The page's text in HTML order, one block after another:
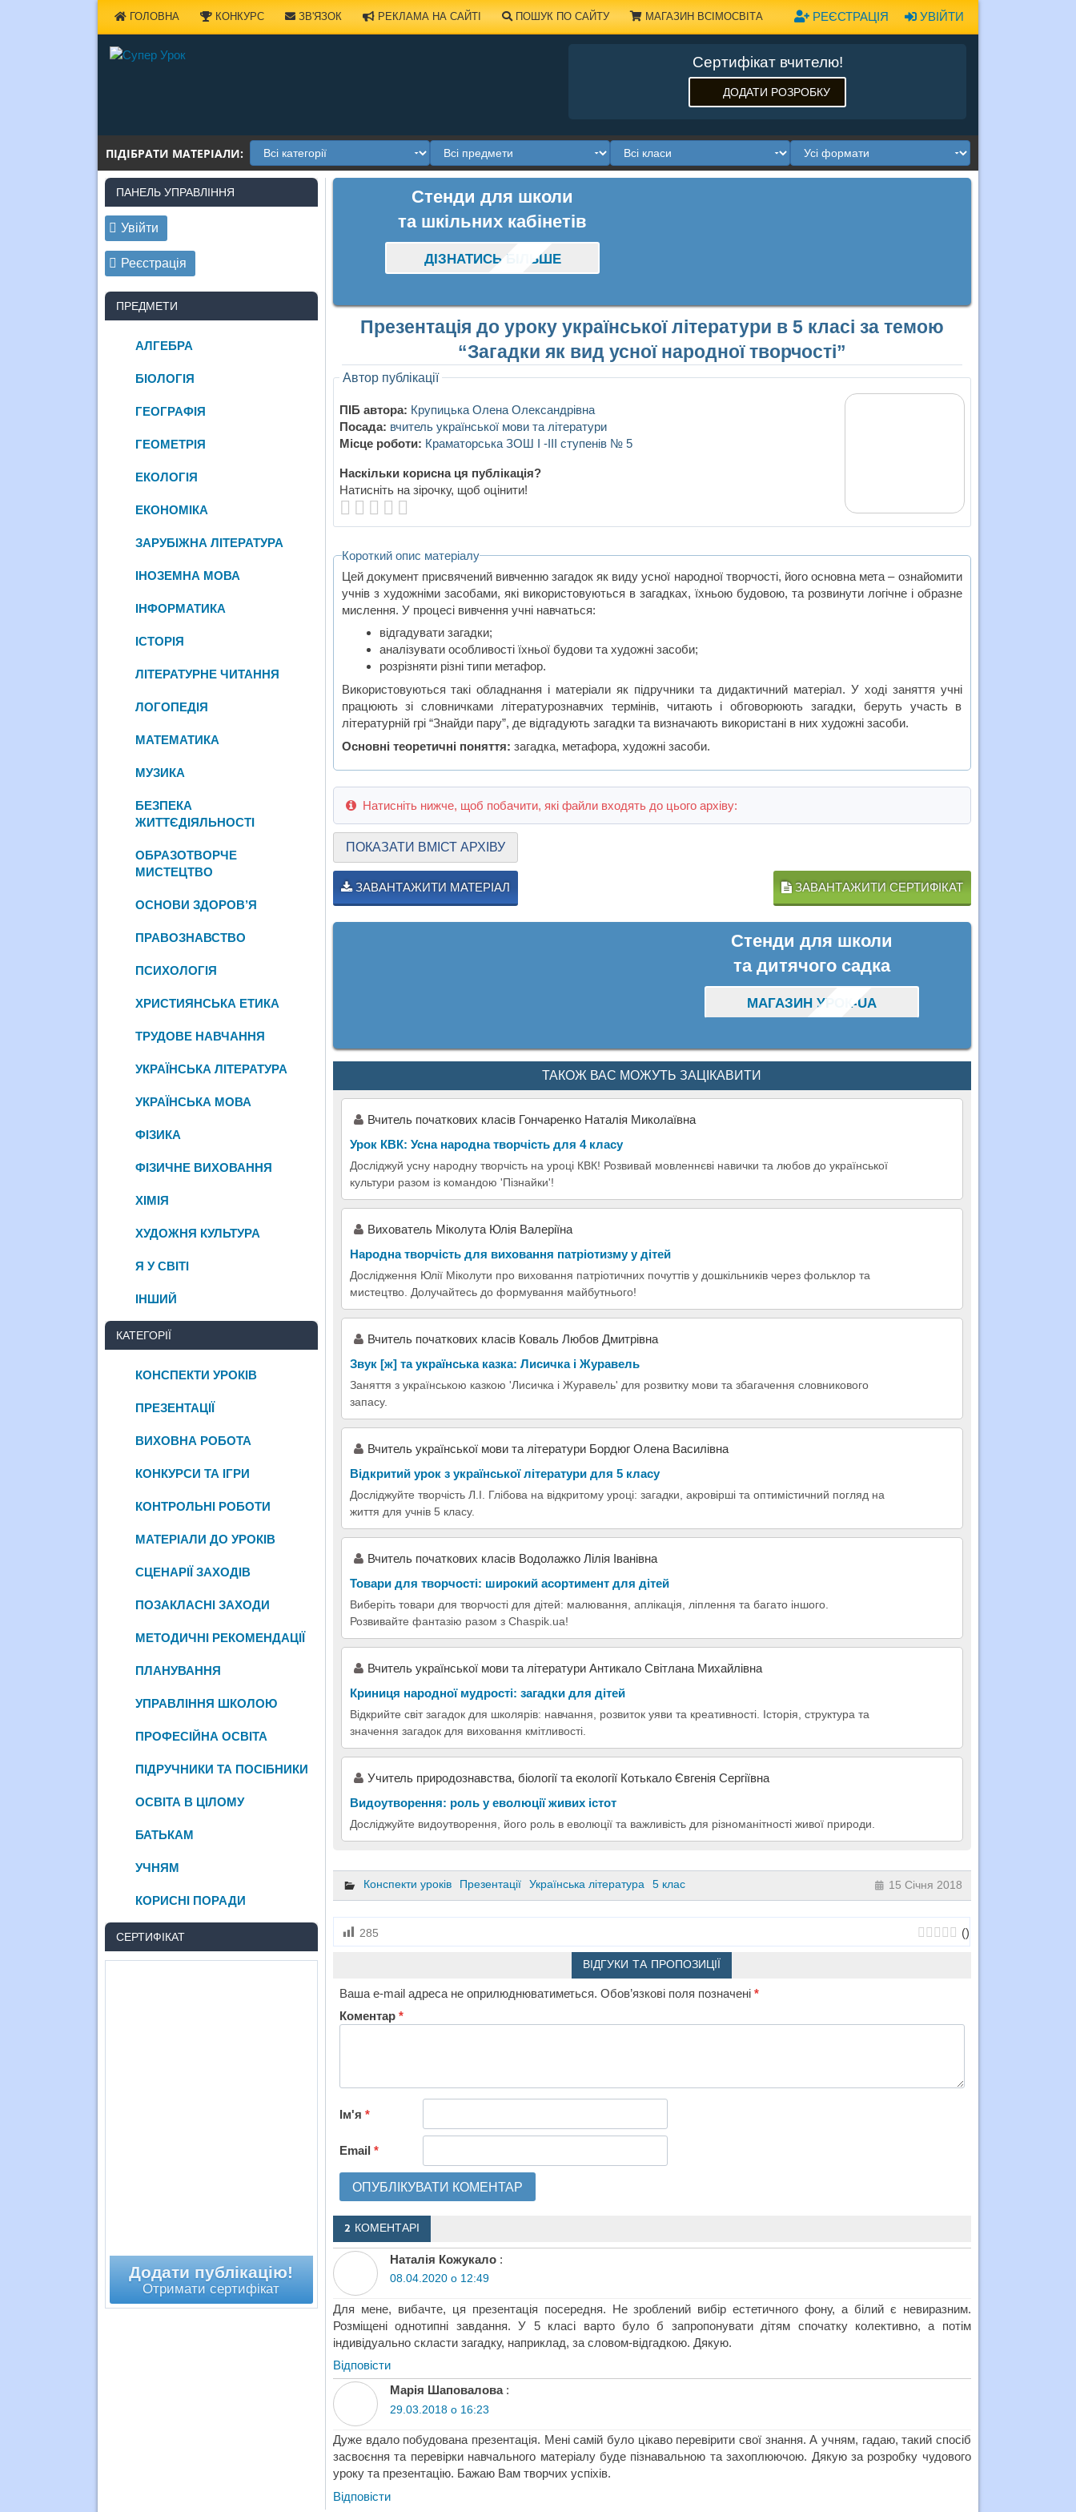
УВІЙТИ
РЕЄСТРАЦІЯ
ГОЛОВНА КОНКУРС ЗВ'ЯЗОК РЕКЛАМА НА САЙТІ ПОШУК ПО САЙТУ МАГАЗИН ВСІМОСВІТА
Сертифікат вчителю!
ДОДАТИ РОЗРОБКУ
ПІДІБРАТИ МАТЕРІАЛИ:
Стенди для школи
та шкільних кабінетів
ДІЗНАТИСЬ БІЛЬШЕ
Презентація до уроку української літератури в 5 класі за темою
“Загадки як вид усної народної творчості”
Автор публікації
ПІБ автора: Крупицька Олена Олександрівна
Посада: вчитель української мови та літератури
Місце роботи: Краматорська ЗОШ І -ІІІ ступенів № 5
Наскільки корисна ця публікація?
Натисніть на зірочку, щоб оцінити!
Короткий опис матеріалу
Цей документ присвячений вивченню загадок як виду усної народної творчості, його основна мета – ознайомити
учнів з художніми засобами, які використовуються в загадках, їхньою будовою, та розвинути логічне і образне
мислення. У процесі вивчення учні навчаться:
відгадувати загадки;
аналізувати особливості їхньої будови та художні засоби;
розрізняти різні типи метафор.
Використовуються такі обладнання і матеріали як підручники та дидактичний матеріал. У ході заняття учні
працюють зі словничками літературознавчих термінів, читають і обговорюють загадки, беруть участь в
літературній грі “Знайди пару”, де відгадують загадки та визначають використані в них художні засоби.
Основні теоретичні поняття: загадка, метафора, художні засоби.
Натисніть нижче, щоб побачити, які файли входять до цього архіву:
ПОКАЗАТИ ВМІСТ АРХІВУ
ЗАВАНТАЖИТИ МАТЕРІАЛ ЗАВАНТАЖИТИ СЕРТИФІКАТ
Стенди для школи
та дитячого садка
МАГАЗИН УРОК-UA
ТАКОЖ ВАС МОЖУТЬ ЗАЦІКАВИТИ
Вчитель початкових класів Гончаренко Наталія Миколаївна
Урок КВК: Усна народна творчість для 4 класу
Досліджуй усну народну творчість на уроці КВК! Розвивай мовленнєві навички та любов до української
культури разом із командою 'Пізнайки'!
Вихователь Міколута Юлія Валеріїна
Народна творчість для виховання патріотизму у дітей
Дослідження Юлії Міколути про виховання патріотичних почуттів у дошкільників через фольклор та
мистецтво. Долучайтесь до формування майбутнього!
Вчитель початкових класів Коваль Любов Дмитрівна
Звук [ж] та українська казка: Лисичка і Журавель
Заняття з українською казкою 'Лисичка і Журавель' для розвитку мови та збагачення словникового
запасу.
Вчитель української мови та літератури Бордюг Олена Василівна
Відкритий урок з української літератури для 5 класу
Досліджуйте творчість Л.І. Глібова на відкритому уроці: загадки, акровірші та оптимістичний погляд на
життя для учнів 5 класу.
Вчитель початкових класів Водолажко Лілія Іванівна
Товари для творчості: широкий асортимент для дітей
Виберіть товари для творчості для дітей: малювання, аплікація, ліплення та багато іншого.
Розвивайте фантазію разом з Chaspik.ua!
Вчитель української мови та літератури Антикало Світлана Михайлівна
Криниця народної мудрості: загадки для дітей
Відкрийте світ загадок для школярів: навчання, розвиток уяви та креативності. Історія, структура та
значення загадок для виховання кмітливості.
Учитель природознавства, біології та екології Котькало Євгенія Сергіївна
Видоутворення: роль у еволюції живих істот
Досліджуйте видоутворення, його роль в еволюції та важливість для різноманітності живої природи.
Конспекти уроків Презентації Українська література 5 клас 15 Січня 2018
285 ()
ВІДГУКИ ТА ПРОПОЗИЦІЇ
Ваша e-mail адреса не оприлюднюватиметься. Обов’язкові поля позначені *
Коментар *
Ім'я *
Email *
2 КОМЕНТАРІ
Наталія Кожукало :
08.04.2020 о 12:49
Для мене, вибачте, ця презентація посередня. Не зроблений вибір естетичного фону, а білий є невиразним.
Розміщені однотипні завдання. У 5 класі варто було б запропонувати дітям спочатку колективно, а потім
індивідуально скласти загадку, наприклад, за словом-відгадкою. Дякую.
Відповіcти
Марія Шаповалова :
29.03.2018 о 16:23
Дуже вдало побудована презентація. Мені самій було цікаво перевірити свої знання. А учням, гадаю, такий спосіб
засвоєння та перевірки навчального матеріалу буде пізнавальною та захоплюючою. Дякую за розробку чудового
уроку та презентацію. Бажаю Вам творчих успіхів.
Відповіcти
ПАНЕЛЬ УПРАВЛІННЯ
Увійти
Реєстрація
ПРЕДМЕТИ
АЛГЕБРА
БІОЛОГІЯ
ГЕОГРАФІЯ
ГЕОМЕТРІЯ
ЕКОЛОГІЯ
ЕКОНОМІКА
ЗАРУБІЖНА ЛІТЕРАТУРА
ІНОЗЕМНА МОВА
ІНФОРМАТИКА
ІСТОРІЯ
ЛІТЕРАТУРНЕ ЧИТАННЯ
ЛОГОПЕДІЯ
МАТЕМАТИКА
МУЗИКА
БЕЗПЕКА
ЖИТТЄДІЯЛЬНОСТІ
ОБРАЗОТВОРЧЕ
МИСТЕЦТВО
ОСНОВИ ЗДОРОВ’Я
ПРАВОЗНАВСТВО
ПСИХОЛОГІЯ
ХРИСТИЯНСЬКА ЕТИКА
ТРУДОВЕ НАВЧАННЯ
УКРАЇНСЬКА ЛІТЕРАТУРА
УКРАЇНСЬКА МОВА
ФІЗИКА
ФІЗИЧНЕ ВИХОВАННЯ
ХІМІЯ
ХУДОЖНЯ КУЛЬТУРА
Я У СВІТІ
ІНШИЙ
КАТЕГОРІЇ
КОНСПЕКТИ УРОКІВ
ПРЕЗЕНТАЦІЇ
ВИХОВНА РОБОТА
КОНКУРСИ ТА ІГРИ
КОНТРОЛЬНІ РОБОТИ
МАТЕРІАЛИ ДО УРОКІВ
СЦЕНАРІЇ ЗАХОДІВ
ПОЗАКЛАСНІ ЗАХОДИ
МЕТОДИЧНІ РЕКОМЕНДАЦІЇ
ПЛАНУВАННЯ
УПРАВЛІННЯ ШКОЛОЮ
ПРОФЕСІЙНА ОСВІТА
ПІДРУЧНИКИ ТА ПОСІБНИКИ
ОСВІТА В ЦІЛОМУ
БАТЬКАМ
УЧНЯМ
КОРИСНІ ПОРАДИ
СЕРТИФІКАТ
Додати публікацію!
Отримати сертифікат